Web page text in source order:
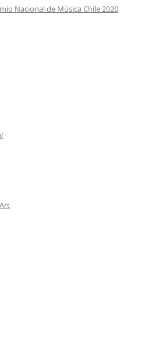
Nacional de Música Chile 2020